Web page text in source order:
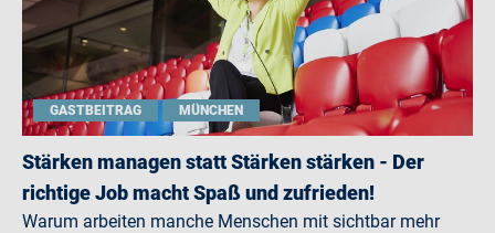
GASTBEITRAG MÜNCHEN
Stärken managen statt Stärken stärken - Der
richtige Job macht Spaß und zufrieden!
Warum arbeiten manche Menschen mit sichtbar mehr